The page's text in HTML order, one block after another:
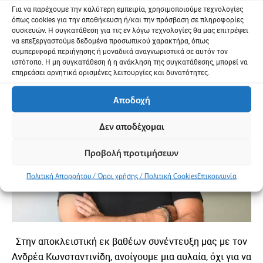
Για να παρέχουμε την καλύτερη εμπειρία, χρησιμοποιούμε τεχνολογίες
όπως cookies για την αποθήκευση ή/και την πρόσβαση σε πληροφορίες
συσκευών. Η συγκατάθεση για τις εν λόγω τεχνολογίες θα μας επιτρέψει
να επεξεργαστούμε δεδομένα προσωπικού χαρακτήρα, όπως
συμπεριφορά περιήγησης ή μοναδικά αναγνωριστικά σε αυτόν τον
ιστότοπο. Η μη συγκατάθεση ή η ανάκληση της συγκατάθεσης, μπορεί να
επηρεάσει αρνητικά ορισμένες λειτουργίες και δυνατότητες.
Αποδοχή
Δεν αποδέχομαι
Προβολή προτιμήσεων
Πολιτική Απορρήτου / Όροι χρήσης / Πολιτική CookiesΕπικοινωνία
Ανδρέας Κωνσταντινίδης
Στην αποκλειστική εκ βαθέων συνέντευξη μας με τον
Ανδρέα Κωνσταντινίδη, ανοίγουμε μια αυλαία, όχι για να